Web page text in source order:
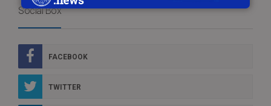
Social Box
FACEBOOK
TWITTER